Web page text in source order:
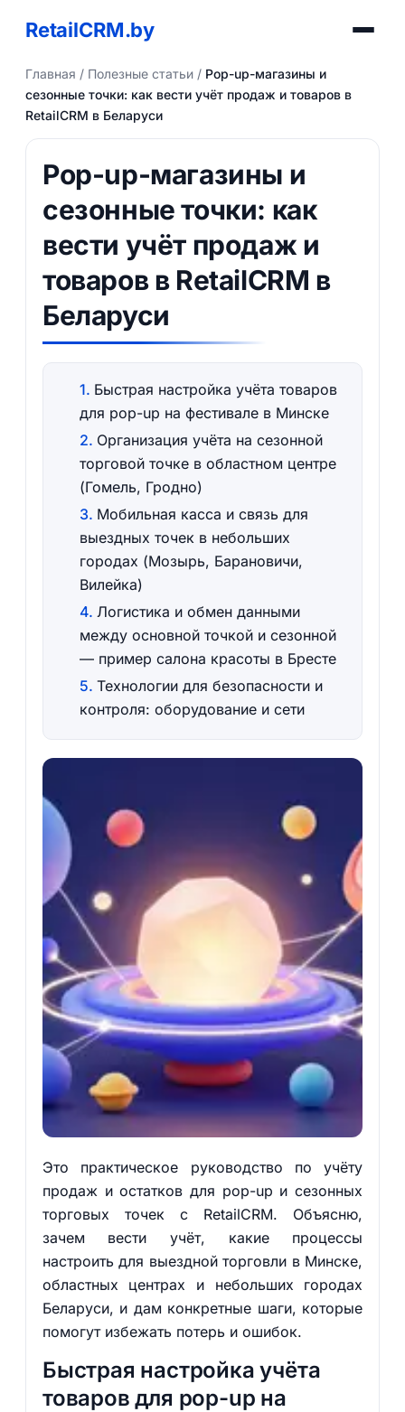
RetailCRM.by
Главная / Полезные статьи/ Pop-up-магазины и
сезонные точки: как вести учёт продаж и товаров в
RetailCRM в Беларуси
Pop-up-магазины и
сезонные точки: как
вести учёт продаж и
товаров в RetailCRM в
Беларуси
Быстрая настройка учёта товаров
для pop-up на фестивале в Минске
Организация учёта на сезонной
торговой точке в областном центре
(Гомель, Гродно)
Мобильная касса и связь для
выездных точек в небольших
городах (Мозырь, Барановичи,
Вилейка)
Логистика и обмен данными
между основной точкой и сезонной
— пример салона красоты в Бресте
Технологии для безопасности и
контроля: оборудование и сети
Это практическое руководство по учёту
продаж и остатков для pop-up и сезонных
торговых точек с RetailCRM. Объясню,
зачем вести учёт, какие процессы
настроить для выездной торговли в Минске,
областных центрах и небольших городах
Беларуси, и дам конкретные шаги, которые
помогут избежать потерь и ошибок.
Быстрая настройка учёта
товаров для pop-up на